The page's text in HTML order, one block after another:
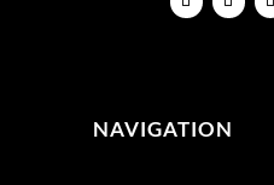
NAVIGATION